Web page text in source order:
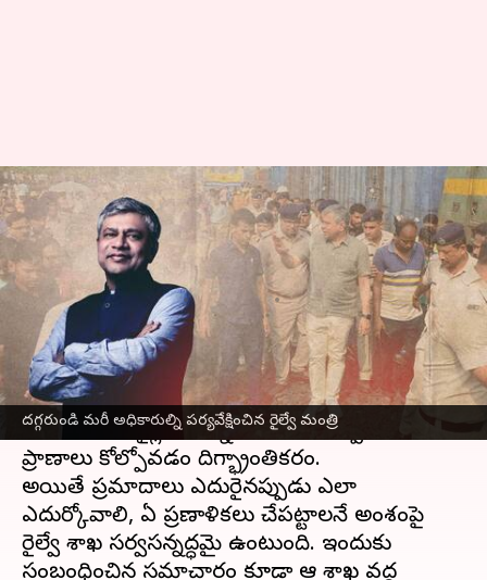
దగ్గరుండి మరీ అధికారుల్ని పర్యవేక్షించిన రైల్వే మంత్రి
ఒడిషా ఘటనలో 51 గంటల
ఆపరేషన్.. స్వయంగా నడిపించిన
రైల్వే మంత్రి
వ్రాసిన వారు TEJAVYAS BESTHA Jun 07, 2023 06:04 pm
ఈ వార్తాకథనం ఏంటి
ఒడిశాలోని బాలాసోర్ జిల్లా బహానగ రైల్వే స్టేషన్
సమీపంలో 3 రైళ్లు ఢీకొన్న ఘటనలో ఇప్పటికే 288
ప్రాణాలు కోల్పోవడం దిగ్భ్రాంతికరం.
అయితే ప్రమాదాలు ఎదురైనప్పుడు ఎలా
ఎదుర్కోవాలి, ఏ ప్రణాళికలు చేపట్టాలనే అంశంపై
రైల్వే శాఖ సర్వసన్నద్ధమై ఉంటుంది. ఇందుకు
సంబంధించిన సమాచారం కూడా ఆ శాఖ వద్ద